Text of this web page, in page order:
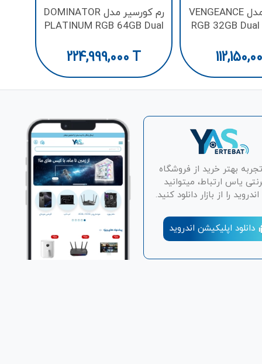
رم کورسیر مدل VENGEANCE
RGB 32GB
رم کورسیر مدل DOMINATOR
PLATINUM RGB 64GB Dual
224,999,000 T
بهتر خرید از فروشگاه
یاس ارتباط، میتوانید
را از بازار دانلود کنید.
دانلود اپلیکیشن اندروید